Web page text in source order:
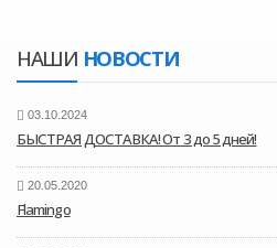
НАШИ НОВОСТИ
03.10.2024
БЫСТРАЯ ДОСТАВКА! От 3 до 5 дней!
20.05.2020
Flamingo